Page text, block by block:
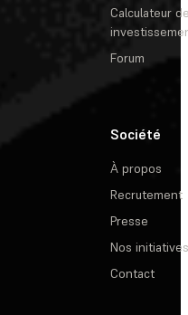
Calculateur
Forum
Société
À propos
Recrutement
Presse
Nos initiatives
Contact